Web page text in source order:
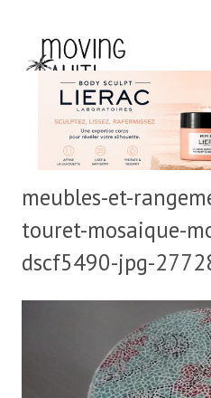
meubles-et-
touret-mosaique-
dscf5490-jpg-